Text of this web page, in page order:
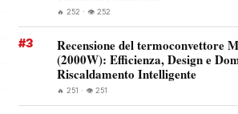
🔥 252 · 👁️ 252
#3
Recensione del termoconvettore
(2000W): Efficienza, Design e
Riscaldamento Intelligente
🔥 251 · 👁️ 251